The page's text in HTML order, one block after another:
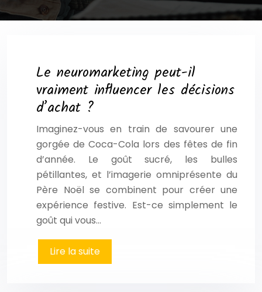
Le neuromarketing peut-il
vraiment influencer les décisions
d’achat ?
Imaginez-vous en train de savourer une
gorgée de Coca-Cola lors des fêtes de fin
d’année. Le goût sucré, les bulles
pétillantes, et l’imagerie omniprésente du
Père Noël se combinent pour créer une
expérience festive. Est-ce simplement le
goût qui vous…
Lire la suite